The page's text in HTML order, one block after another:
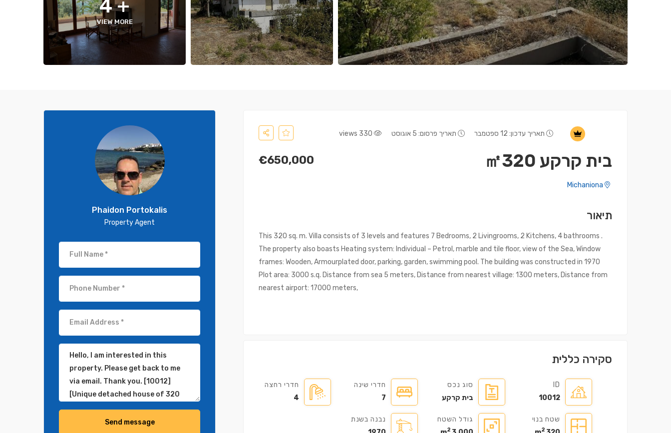
+ 4
VIEW MORE
תאריך עדכון: 12 ספטמבר תאריך פרסום: 5 אוגוסט 330 views
בית קרקע ㎡320 €650,000
תיאור
This 320 sq. m. Villa consists of 3 levels and features 7 Bedrooms, 2 Livingrooms, 2 Kitchens, 4 bathrooms .
The property also boasts Heating system: Individual – Petrol, marble and tile floor, view of the Sea, Window
frames: Wooden, Armourplated door, parking, garden, swimming pool. The building was constructed in 1970
Plot area: 3000 s.q. Distance from sea 5 meters, Distance from nearest village: 1300 meters, Distance from
nearest airport: 17000 meters,
סקירה כללית
ID
10012
סוג נכס
בית קרקע
חדרי שינה
7
חדרי רחצה
4
שטח בנוי
2
גודל השטח
2
נבנה בשנת
Phaidon Portokalis
Property Agent
Send message